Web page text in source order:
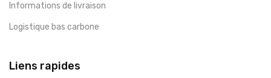
Informations de livraison
Logistique bas carbone
Liens rapides